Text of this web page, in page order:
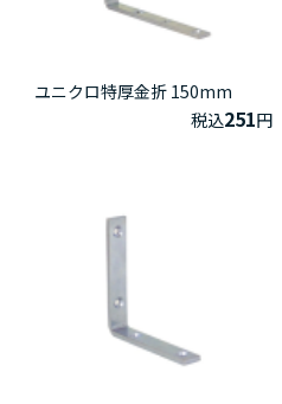
ユニクロ特厚金折 150mm
税込251円